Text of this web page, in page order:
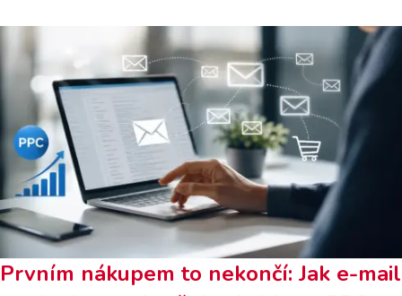
Prvním nákupem to nekončí: Jak e-mail